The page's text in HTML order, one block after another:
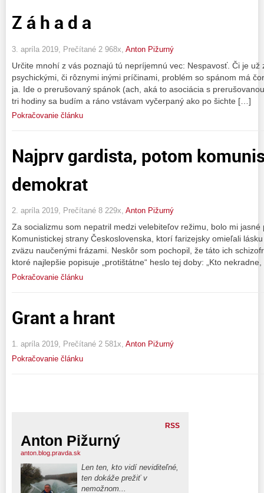
Z á h a d a
3. apríla 2019, Prečítané 2 968x, Anton Pižurný
Určite mnohí z vás poznajú tú nepríjemnú vec: Nespavosť. Či je už
psychickými, či rôznymi inými príčinami, problém so spánom má
ja. Ide o prerušovaný spánok (ach, aká to asociácia s
tri hodiny sa budím a ráno vstávam vyčerpaný ako po šichte […]
Pokračovanie článku
Najprv gardista, potom
demokrat
2. apríla 2019, Prečítané 8 229x, Anton Pižurný
Za socializmu som nepatril medzi velebiteľov režimu, bolo mi jasné
Komunistickej strany Československa, ktorí farizejsky omieľali
zväzu naučenými frázami. Neskôr som pochopil, že táto ich
ktoré najlepšie popisuje „protištátne“ heslo tej doby: „Kto
Pokračovanie článku
Grant a hrant
1. apríla 2019, Prečítané 2 581x, Anton Pižurný
Pokračovanie článku
RSS
Anton Pižurný
anton.blog.pravda.sk
Len ten, kto vidí neviditeľné,
ten dokáže prežiť v
nemožnom...